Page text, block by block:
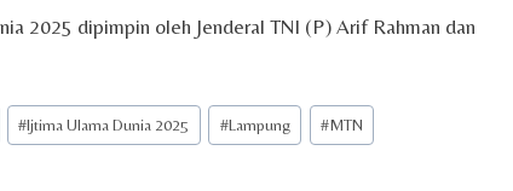
2025 dipimpin oleh Jenderal TNI (P) Arif Rahman dan
#Ijtima Ulama Dunia 2025 #Lampung #MTN